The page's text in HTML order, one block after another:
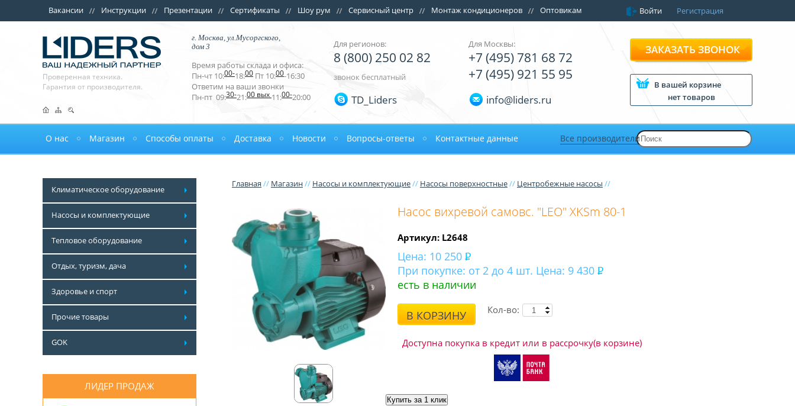
Вакансии Инструкции Презентации Сертификаты Шоу рум Сервисный центр Монтаж кондиционеров Оптовикам Войти Регистрация
Проверенная техника.
Гарантия от производителя.
г. Москва, ул.Мусоргского,
дом 3
Время работы склада и офиса:
Пн-чт 10:00-18:00 Пт 10:00-16:30
Ответим на ваши звонки
Пн-пт 09:30-21:00 вых 11:00-20:00
Для регионов:
8 (800) 250 02 82
звонок бесплатный
TD_Liders
Для Москвы:
+7 (495) 781 68 72
+7 (495) 921 55 95
info@liders.ru
ЗАКАЗАТЬ ЗВОНОК
В вашей корзине
нет товаров
О нас Магазин Способы оплаты Доставка Новости Вопросы-ответы Контактные данные Все производители
Климатическое оборудование
Насосы и комплектующие
Тепловое оборудование
Отдых, туризм, дача
Здоровье и спорт
Прочие товары
GOK
ЛИДЕР ПРОДАЖ
Главная // Магазин// Насосы и комплектующие// Насосы поверхностные// Центробежные насосы //
Насос вихревой самовс. "LEO" XKSm 80-1
Артикул: L2648
Цена: 10 250
При покупке: от 2 до 4 шт. Цена: 9 430
есть в наличии
В КОРЗИНУ Кол-во:
Доступна покупка в кредит или в рассрочку(в корзине)